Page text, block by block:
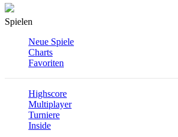
Spielen
Neue Spiele
Charts
Favoriten
Highscore
Multiplayer
Turniere
Inside